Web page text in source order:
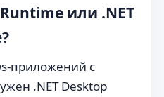
или .NET
приложений с
.NET Desktop